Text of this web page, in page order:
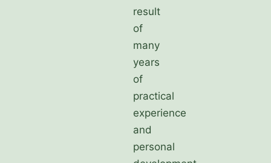
result
of
many
years
of
practical
experience
and
personal